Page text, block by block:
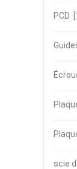
PCD
scie